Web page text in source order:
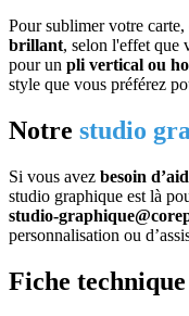
Pour sublimer votre carte,
brillant, selon l'effet que
pour un pli vertical ou
style que vous préférez
Notre studio
Si vous avez besoin
studio graphique est là
studio-
personnalisation ou
Fiche technique